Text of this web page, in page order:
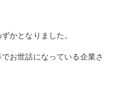
かとなりました。
お世話になっている企業さ